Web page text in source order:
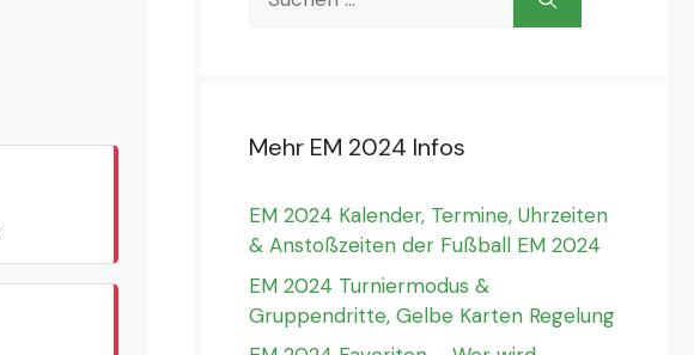
nach:
Mehr EM 2024 Infos
EM 2024 Kalender, Termine, Uhrzeiten
& Anstoßzeiten der Fußball EM 2024
EM 2024 Turniermodus &
Gruppendritte, Gelbe Karten Regelung